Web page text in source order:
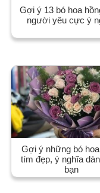
Gợi ý 13 bó hoa
người yêu cực ý
Gợi ý những bó
tím đẹp, ý nghĩa
bạn